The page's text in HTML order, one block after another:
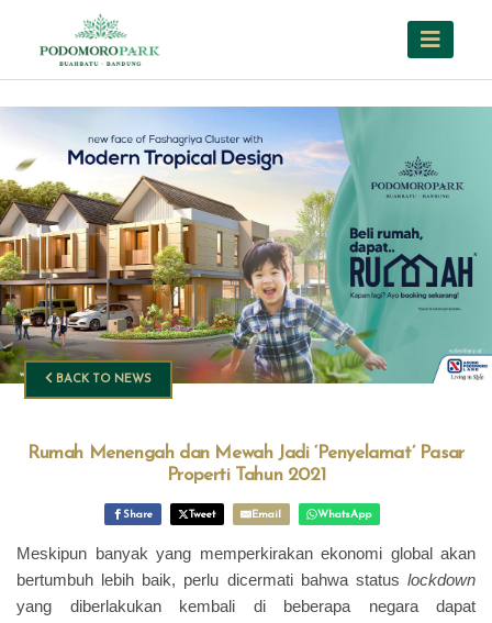
BACK TO NEWS
Rumah Menengah dan Mewah Jadi ‘Penyelamat’ Pasar
Properti Tahun 2021
Share Tweet Email WhatsApp
Meskipun banyak yang memperkirakan ekonomi global akan
bertumbuh lebih baik, perlu dicermati bahwa status lockdown
yang diberlakukan kembali di beberapa negara dapat